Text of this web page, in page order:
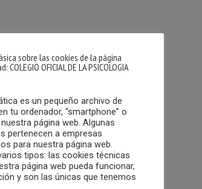
sobre las cookies de la página
OFICIAL DE LA PSICOLOGIA
es un pequeño archivo de
tu ordenador, “smartphone” o
página web. Algunas
pertenecen a empresas
para nuestra página web.
tipos: las cookies técnicas
página web pueda funcionar,
y son las únicas que tenemos